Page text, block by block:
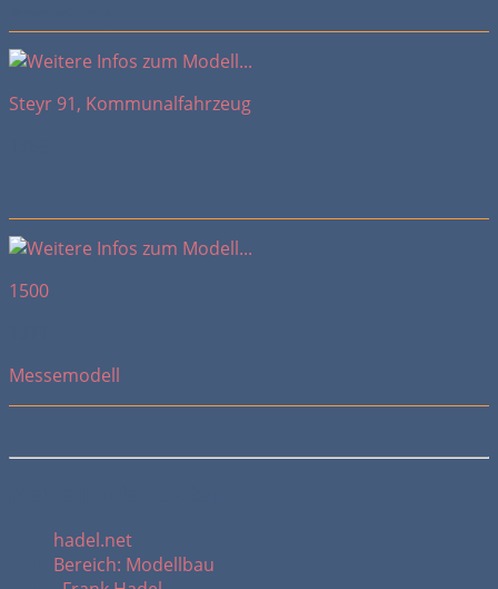
Steyr 91, Kommunalfahrzeug
1500
Messemodell
hadel.net
Bereich: Modellbau